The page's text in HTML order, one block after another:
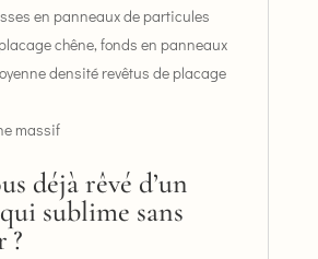
en panneaux de particules
chêne, fonds en panneaux
densité revêtus de placage
massif
déjà rêvé d’un
sublime sans
?